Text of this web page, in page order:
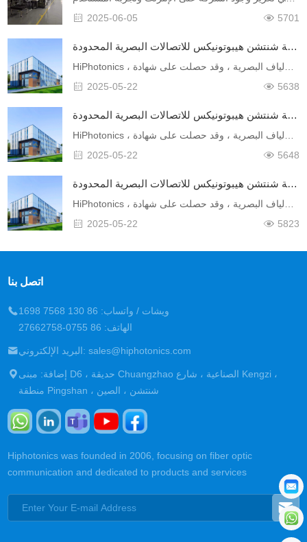
2025-06-05
5701
تهانينا على إطلاق الموقع الرسمي لشركة شنتشن هيبوتونيكس للاتصالات البصرية المحدودة!
2025-05-22
5638
تهانينا على إطلاق الموقع الرسمي لشركة شنتشن هيبوتونيكس للاتصالات البصرية المحدودة!
2025-05-22
5648
تهانينا على إطلاق الموقع الرسمي لشركة شنتشن هيبوتونيكس للاتصالات البصرية المحدودة!
2025-05-22
5823
اتصل بنا
ويشات / واتساب: 86 130 7568 1698
الهاتف: 86 0755-27662758
البريد الإلكتروني: sales@hiphotonics.com
إضافة: مبنى D6 ، حديقة Chuangzhao الصناعية ، شارع Kengzi ،
منطقة Pingshan ، شنتشن ، الصين
Hiphotonics was founded in 2006, focusing on fiber optic
communication and dedicated to products and services